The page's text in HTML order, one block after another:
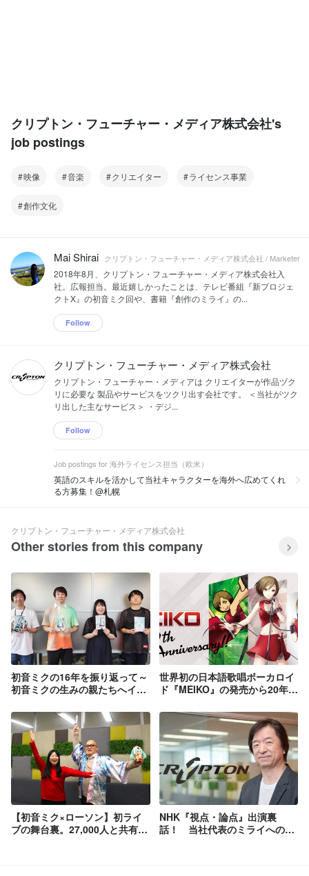
クリプトン・フューチャー・メディア株式会社's
job postings
映像 音楽 クリエイター ライセンス事業
創作文化
Mai Shirai クリプトン・フューチャー・メディア株式会社 / Marketer
2018年8月、クリプトン・フューチャー・メディア株式会社入
社。広報担当。最近嬉しかったことは、テレビ番組『新プロジェ
クトX』の初音ミク回や、書籍『創作のミライ』の...
Follow
クリプトン・フューチャー・メディア株式会社
クリプトン・フューチャー・メディアは クリエイターが作品ヅク
リに必要な 製品やサービスをツクリ出す会社です。 ＜当社がツク
リ出した主なサービス＞ ・デジ...
Follow
Job postings for 海外ライセンス担当（欧米）
英語のスキルを活かして当社キャラクターを海外へ広めてくれ
る方募集！@札幌
クリプトン・フューチャー・メディア株式会社
Other stories from this company
初音ミクの16年を振り返って～
初音ミクの生みの親たちへイン
世界初の日本語歌唱ボーカロイ
ド『MEIKO』の発売から20年！
みを振り返ってみた
【初音ミク×ローソン】初ライ
ブの舞台裏。27,000人と共有し
NHK『視点・論点』出演裏
話！ 当社代表のミライへの想